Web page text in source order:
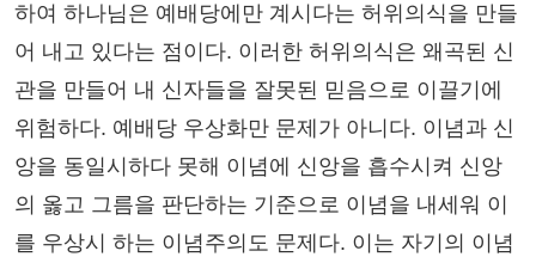
하여 하나님은 예배당에만 계시다는 허위의식을 만들
어 내고 있다는 점이다. 이러한 허위의식은 왜곡된 신
관을 만들어 내 신자들을 잘못된 믿음으로 이끌기에
위험하다. 예배당 우상화만 문제가 아니다. 이념과 신
앙을 동일시하다 못해 이념에 신앙을 흡수시켜 신앙
의 옳고 그름을 판단하는 기준으로 이념을 내세워 이
를 우상시 하는 이념주의도 문제다. 이는 자기의 이념